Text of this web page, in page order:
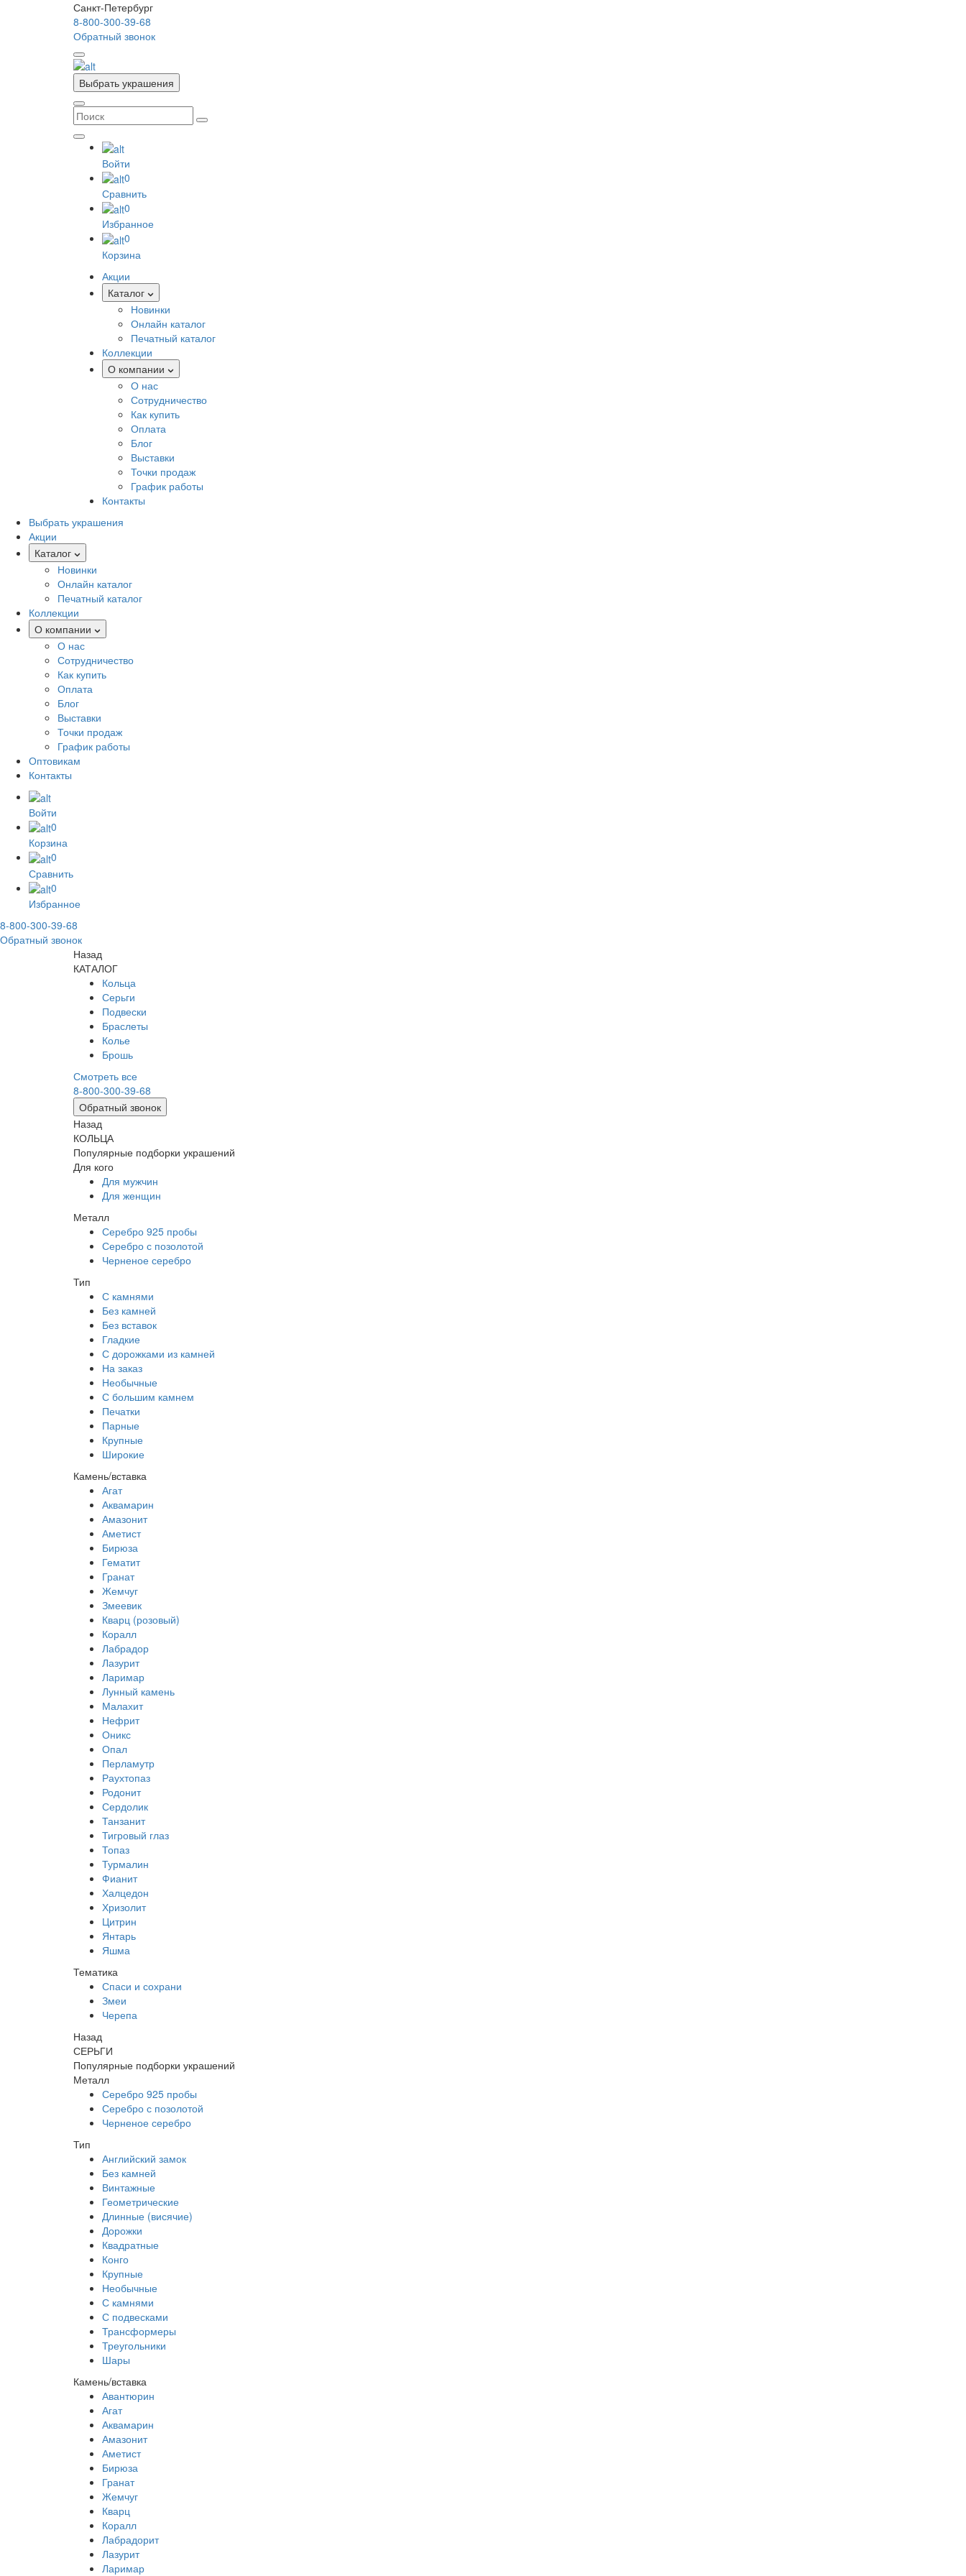
Санкт-Петербург
8-800-300-39-68
Обратный звонок
Выбрать украшения
Войти
0
Сравнить
0
Избранное
0
Корзина
Акции
Каталог
Новинки
Онлайн каталог
Печатный каталог
Коллекции
О компании
О нас
Сотрудничество
Как купить
Оплата
Блог
Выставки
Точки продаж
График работы
Контакты
Выбрать украшения
Акции
Каталог
Новинки
Онлайн каталог
Печатный каталог
Коллекции
О компании
О нас
Сотрудничество
Как купить
Оплата
Блог
Выставки
Точки продаж
График работы
Оптовикам
Контакты
Войти
0
Корзина
0
Сравнить
0
Избранное
8-800-300-39-68
Обратный звонок
Назад
КАТАЛОГ
Кольца
Серьги
Подвески
Браслеты
Колье
Брошь
Смотреть все
8-800-300-39-68
Обратный звонок
Назад
КОЛЬЦА
Популярные подборки украшений
Для кого
Для мужчин
Для женщин
Металл
Серебро 925 пробы
Серебро с позолотой
Черненое серебро
Тип
С камнями
Без камней
Без вставок
Гладкие
С дорожками из камней
На заказ
Необычные
С большим камнем
Печатки
Парные
Крупные
Широкие
Камень/вставка
Агат
Аквамарин
Амазонит
Аметист
Бирюза
Гематит
Гранат
Жемчуг
Змеевик
Кварц (розовый)
Коралл
Лабрадор
Лазурит
Ларимар
Лунный камень
Малахит
Нефрит
Оникс
Опал
Перламутр
Раухтопаз
Родонит
Сердолик
Танзанит
Тигровый глаз
Топаз
Турмалин
Фианит
Халцедон
Хризолит
Цитрин
Янтарь
Яшма
Тематика
Спаси и сохрани
Змеи
Черепа
Назад
СЕРЬГИ
Популярные подборки украшений
Металл
Серебро 925 пробы
Серебро с позолотой
Черненое серебро
Тип
Английский замок
Без камней
Винтажные
Геометрические
Длинные (висячие)
Дорожки
Квадратные
Конго
Крупные
Необычные
С камнями
С подвесками
Трансформеры
Треугольники
Шары
Камень/вставка
Авантюрин
Агат
Аквамарин
Амазонит
Аметист
Бирюза
Гранат
Жемчуг
Кварц
Коралл
Лабрадорит
Лазурит
Ларимар